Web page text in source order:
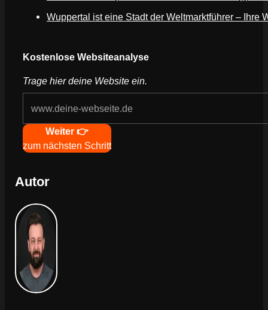
Wuppertal ist eine Stadt der Weltmarktführer – Ihre
Kostenlose Websiteanalyse
Trage hier deine Website ein.
Weiter 👉
zum nächsten Schritt
Autor